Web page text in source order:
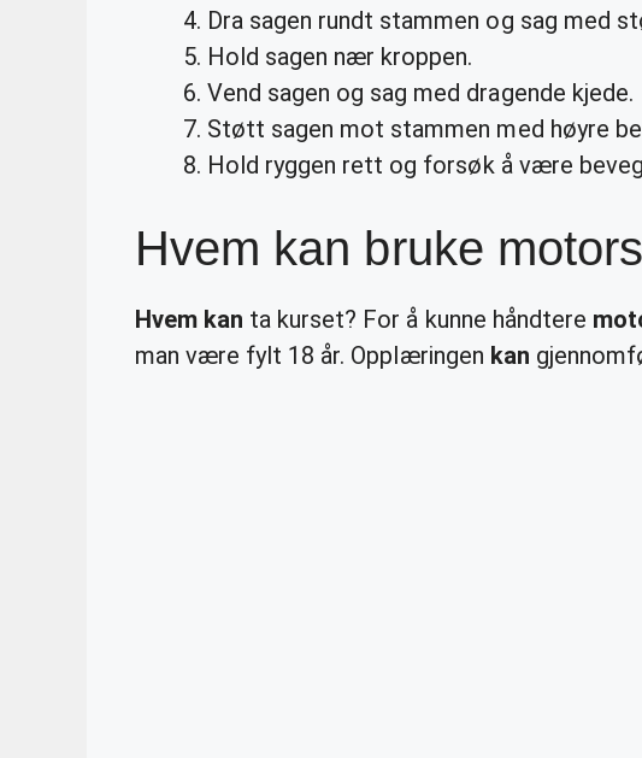
Dra sagen rundt stammen og sag med
Hold sagen nær kroppen.
Vend sagen og sag med dragende kjede.
Støtt sagen mot stammen med høyre
Hold ryggen rett og forsøk å være
Hvem kan bruke
Hvem kan ta kurset? For å kunne håndtere
man være fylt 18 år. Opplæringen kan